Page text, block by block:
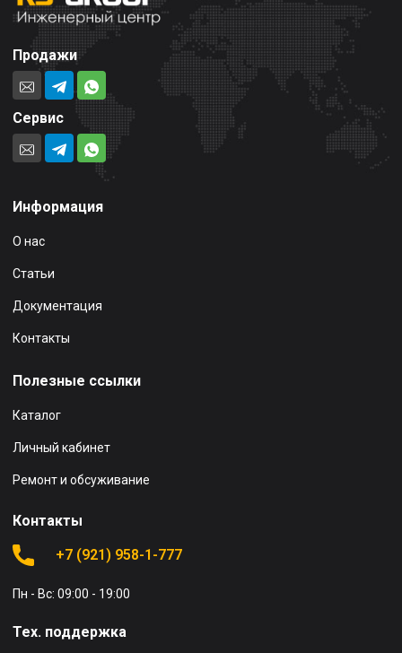
Продажи
Сервис
Информация
О нас
Статьи
Документация
Контакты
Полезные ссылки
Каталог
Личный кабинет
Ремонт и обсуживание
Контакты
+7 (921) 958-1-777
Пн - Вс: 09:00 - 19:00
Тех. поддержка